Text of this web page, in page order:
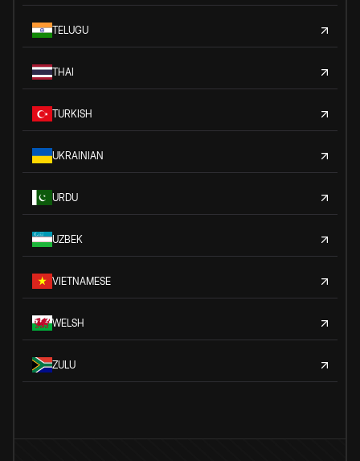
TELUGU
THAI
TURKISH
UKRAINIAN
URDU
UZBEK
VIETNAMESE
WELSH
ZULU